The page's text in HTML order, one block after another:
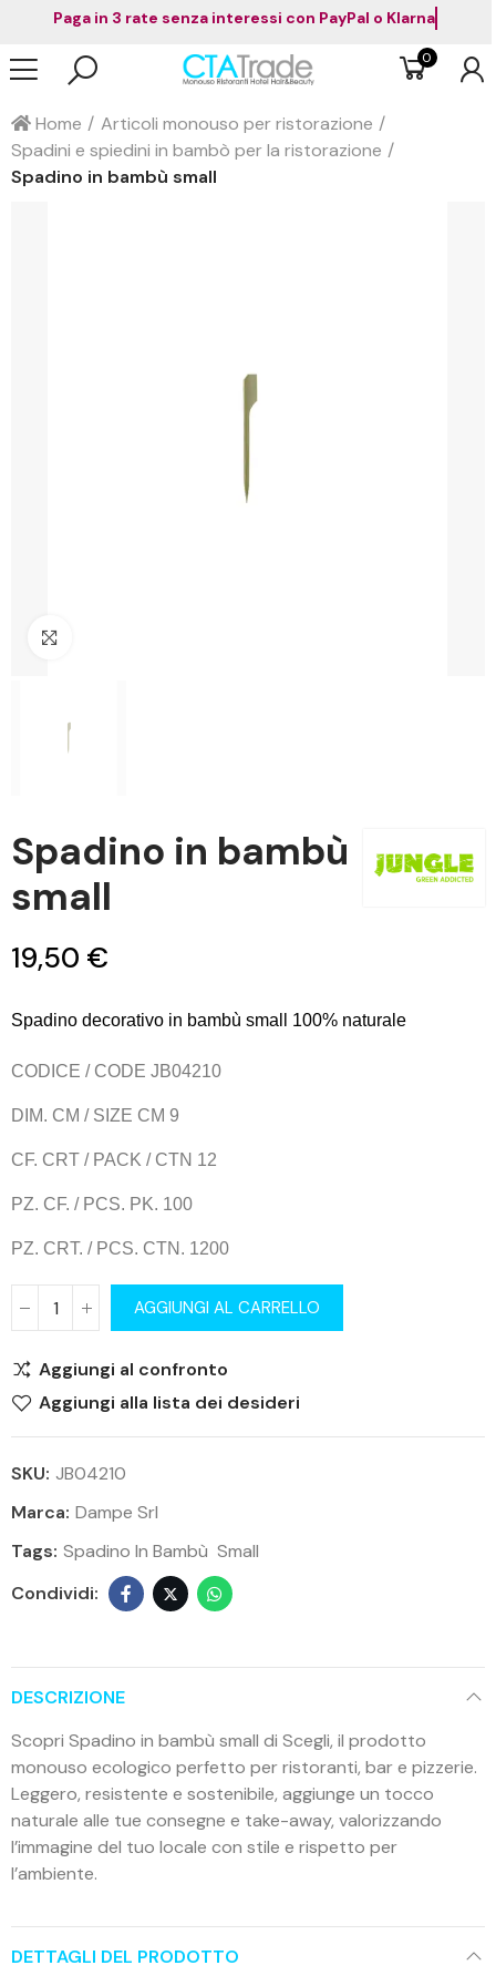
Paga in 3 rate senza interessi con PayPal o Klarna
0
Home
Articoli monouso per ristorazione
Spadini e spiedini in bambò per la ristorazione
Spadino in bambù small
Spadino in bambù
small
19,50 €
Spadino decorativo in bambù small 100% naturale
CODICE / CODE JB04210
DIM. CM / SIZE CM 9
CF. CRT / PACK / CTN 12
PZ. CF. / PCS. PK. 100
PZ. CRT. / PCS. CTN. 1200
AGGIUNGI AL CARRELLO
Aggiungi al confronto
Aggiungi alla lista dei desideri
SKU: JB04210
Marca: Dampe Srl
Tags: Spadino In Bambù  Small
DESCRIZIONE
Scopri Spadino in bambù small di Scegli, il prodotto
monouso ecologico perfetto per ristoranti, bar e pizzerie.
Leggero, resistente e sostenibile, aggiunge un tocco
naturale alle tue consegne e take-away, valorizzando
l’immagine del tuo locale con stile e rispetto per
l’ambiente.
DETTAGLI DEL PRODOTTO